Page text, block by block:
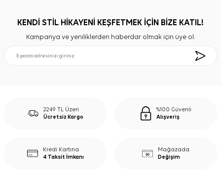
KENDİ STİL HİKAYENİ KEŞFETMEK İÇİN BİZE KATIL!
Kampanya ve yeniliklerden haberdar olmak için üye ol.
2249 TL Üzeri
Ücretsiz Kargo
%100 Güvenli
Alışveriş
Kredi Kartına
4 Taksit İmkanı
Mağazada
Değişim